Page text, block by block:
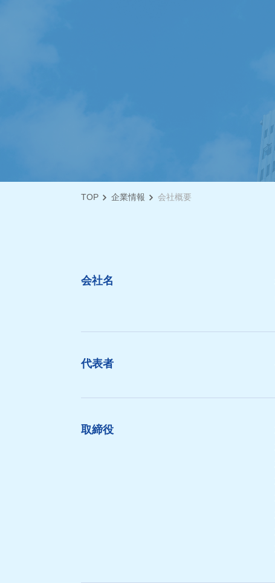
TOP 企業情報 会社概要
会社名
代表者
取締役